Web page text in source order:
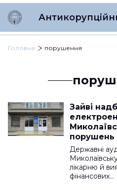
Головна порушення
Зайві
порушень
Державні
лікарню й
фінансових…